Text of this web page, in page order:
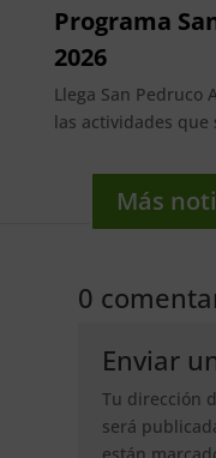
Programa
2026
Llega San Pedruco
las actividades que
Más
0
Enviar
Tu dirección
será